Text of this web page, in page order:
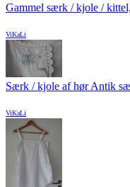
Gammel særk / kjole /
ViKaLi
Særk / kjole af hør Antik
ViKaLi